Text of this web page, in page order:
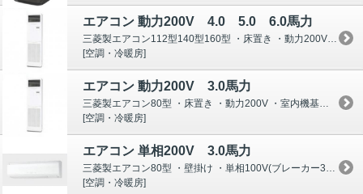
エアコン 動力200V 4.0 5.0 6.0馬力
三菱製エアコン112型140型160型 ・床置き ・動力200V ・室内機基本寸法W600×H1900×D360 ・室外機基本寸法W950×H1350&ti...
[空調・冷暖房]
エアコン 動力200V 3.0馬力
三菱製エアコン80型 ・床置き ・動力200V ・室内機基本寸法W600×H1900×D270 ・室外機基本寸法W950×H943×D330 ユ...
[空調・冷暖房]
エアコン 単相200V 3.0馬力
三菱製エアコン80型 ・壁掛け ・単相100V(ブレーカー30A) ・室内機基本寸法W1100×H325×D258 ・室外機基本寸法W871×H630&ti...
[空調・冷暖房]